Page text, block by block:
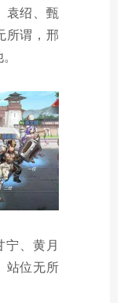
袁绍、甄
所谓，邢
宁、黄月
站位无所